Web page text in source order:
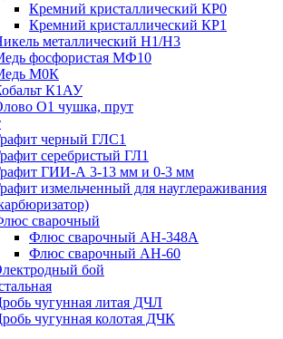
Кремний кристаллический КР0
Кремний кристаллический КР1
металлический Н1/Н3
фосфористая МФ10
М0К
К1АУ
О1 чушка, прут
черный ГЛС1
серебристый ГЛ1
ГИИ-А 3-13 мм и 0-3 мм
измельченный для науглераживания
сварочный
Флюс сварочный АН-348А
Флюс сварочный АН-60
бой
чугунная литая ДЧЛ
чугунная колотая ДЧК